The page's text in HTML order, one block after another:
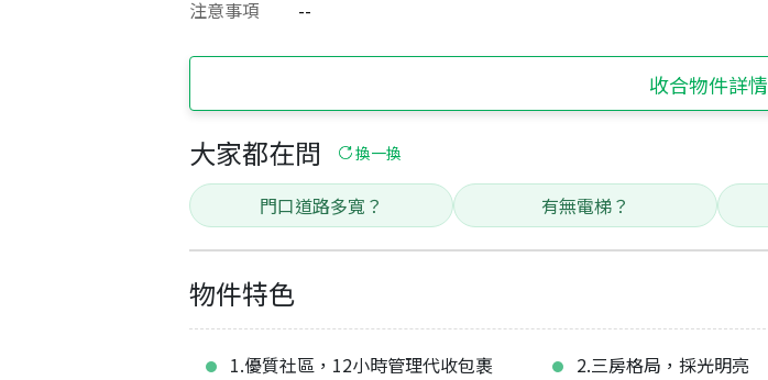
注意事項
--
收合物件詳情
大家都在問 換一換
門口道路多寬？ 有無電梯？
物件特色
1.優質社區，12小時管理代收包裹 2.三房格局，採光明亮